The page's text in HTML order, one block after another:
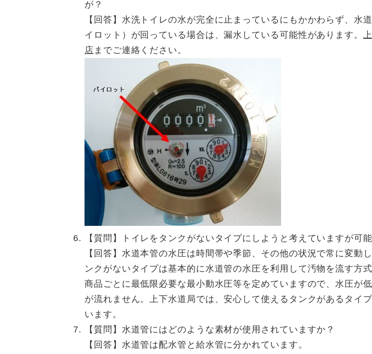
が？
【回答】水洗トイレの水が完全に止まっているにもかかわらず、水
イロット）が回っている場合は、漏水している可能性があります。
店 までご連絡ください。
【質問】トイレをタンクがないタイプにしようと考えていますが可
【回答】水道本管の水圧は時間帯や季節、その他の状況で常に変動
ンクがないタイプは基本的に水道管の水圧を利用して汚物を流す方
商品ごとに最低限必要な最小動水圧等を定めていますので、水圧が
が流れません。上下水道局では、安心して使えるタンクがあるタイ
います。
【質問】水道管にはどのような素材が使用されていますか？
【回答】水道管は配水管と給水管に分かれています。